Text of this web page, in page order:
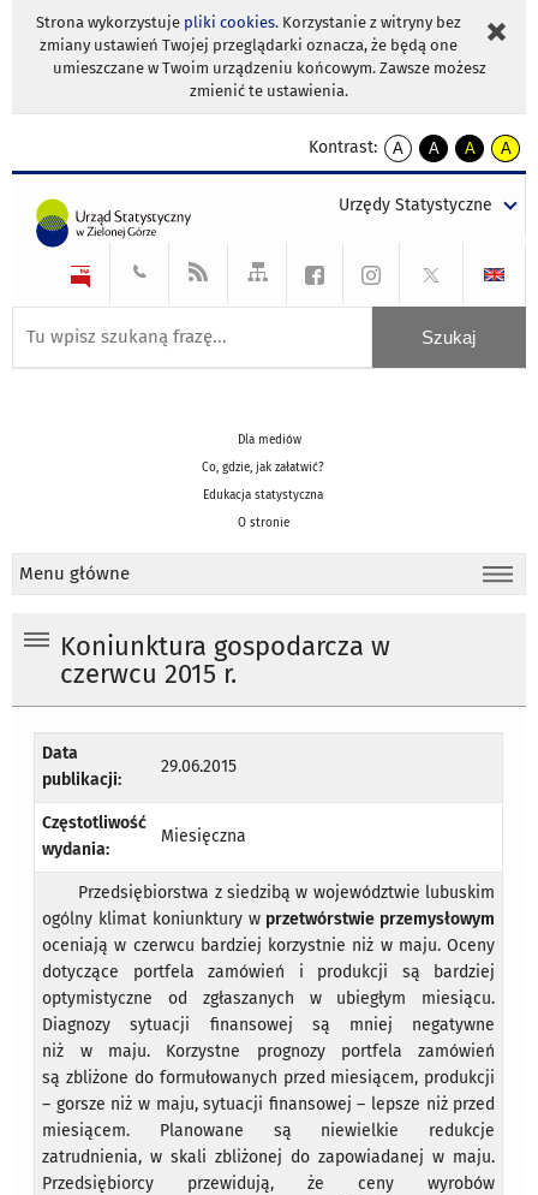
Strona wykorzystuje pliki cookies. Korzystanie z witryny bez
zmiany ustawień Twojej przeglądarki oznacza, że będą one
umieszczane w Twoim urządzeniu końcowym. Zawsze możesz
zmienić te ustawienia.
Kontrast:
A
kontrast
A
kontrast
tekst
czarnym
A
kontrast
tekst
czarnym
A
tekst
żółtym
Urzędy Statystyczne
Dla mediów
Co, gdzie, jak załatwić?
Edukacja statystyczna
O stronie
Menu główne
Koniunktura gospodarcza w
czerwcu 2015 r.
Data
publikacji:
29.06.2015
Częstotliwość
wydania:
Miesięczna
Przedsiębiorstwa z siedzibą w województwie lubuskim
ogólny klimat koniunktury w przetwórstwie przemysłowym
oceniają w czerwcu bardziej korzystnie niż w maju. Oceny
dotyczące portfela zamówień i produkcji są bardziej
optymistyczne od zgłaszanych w ubiegłym miesiącu.
Diagnozy sytuacji finansowej są mniej negatywne
niż w maju. Korzystne prognozy portfela zamówień
są zbliżone do formułowanych przed miesiącem, produkcji
– gorsze niż w maju, sytuacji finansowej – lepsze niż przed
miesiącem. Planowane są niewielkie redukcje
zatrudnienia, w skali zbliżonej do zapowiadanej w maju.
Przedsiębiorcy przewidują, że ceny wyrobów